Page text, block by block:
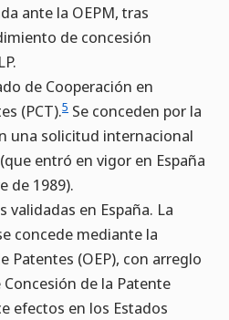
ante la OEPM, tras
de concesión
de Cooperación en
(PCT).5 Se conceden por la
una solicitud internacional
entró en vigor en España
de 1989).
validadas en España. La
concede mediante la
Patentes (OEP), con arreglo
de la Patente
efectos en los Estados